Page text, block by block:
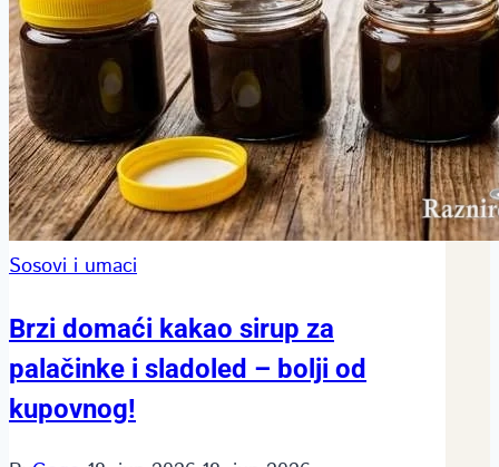
Sosovi i umaci
Brzi domaći kakao sirup za
palačinke i sladoled – bolji od
kupovnog!